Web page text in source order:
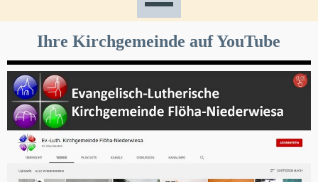
Ihre Kirchgemeinde auf YouTube